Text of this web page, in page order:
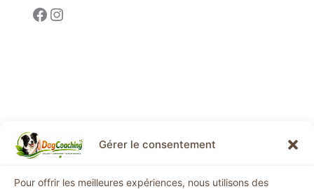
Gérer le consentement
Pour offrir les meilleures expériences, nous utilisons des
Informations légales